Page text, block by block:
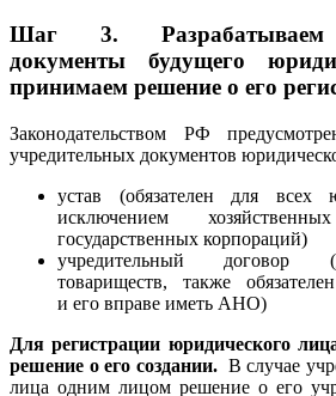
Шаг 3.
документы будущего
принимаем решение о его
Законодательством РФ
учредительных документов
устав (обязателен для всех
исключением
государственных корпораций)
учредительный договор
товариществ, также
и его вправе иметь АНО)
Для регистрации юридического
решение о его создании. В случае
лица одним лицом решение о его